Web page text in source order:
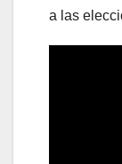
a las